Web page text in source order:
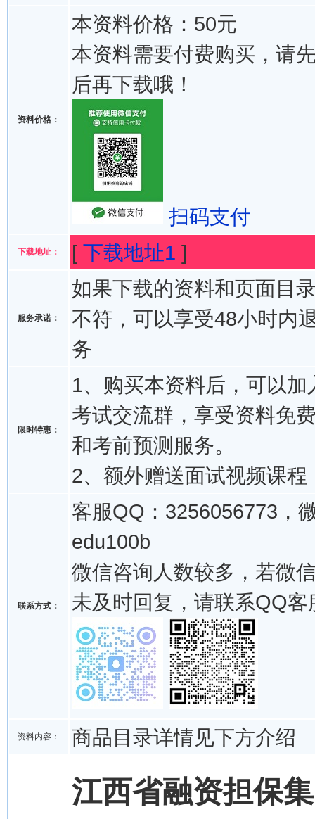
资料价格：
本资料价格：50元
本资料需要付费购买，请
后再下载哦！
扫码支付
下载地址： [ 下载地址1 ]
服务承诺：
如果下载的资料和页面目
不符，可以享受48小时内
务
限时特惠：
1、购买本资料后，可以加
考试交流群，享受资料免
和考前预测服务。
2、额外赠送面试视频课程
联系方式：
客服QQ：3256056773，
edu100b
微信咨询人数较多，若微
未及时回复，请联系QQ客
资料内容： 商品目录详情见下方介绍
江西省融资担保